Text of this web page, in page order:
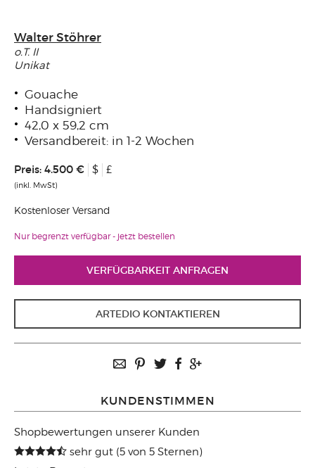
Walter Stöhrer
o.T. II
Unikat
Gouache
Handsigniert
42,0 x 59,2 cm
Versandbereit: in 1-2 Wochen
Preis: 4.500 € $ £
(inkl. MwSt)
Kostenloser Versand
Nur begrenzt verfügbar - jetzt bestellen
VERFÜGBARKEIT ANFRAGEN
ARTEDIO KONTAKTIEREN
KUNDENSTIMMEN
Shopbewertungen unserer Kunden
sehr gut (5 von 5 Sternen)